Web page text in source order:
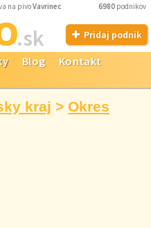
na pivoVavrinec 6980 podnikov
.sk Pridaj podnik
Blog
Kontakt
kraj > Okres